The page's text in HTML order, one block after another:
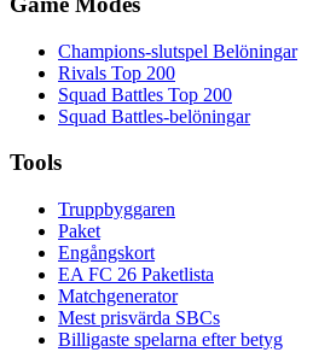
Champions-slutspel Belöningar
Rivals Top 200
Squad Battles Top 200
Squad Battles-belöningar
Tools
Truppbyggaren
Paket
Engångskort
EA FC 26 Paketlista
Matchgenerator
Mest prisvärda SBCs
Billigaste spelarna efter betyg